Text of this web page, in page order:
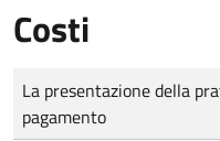
Costi
Tipo di pagamento
Importo
La presentazione della
pagamento